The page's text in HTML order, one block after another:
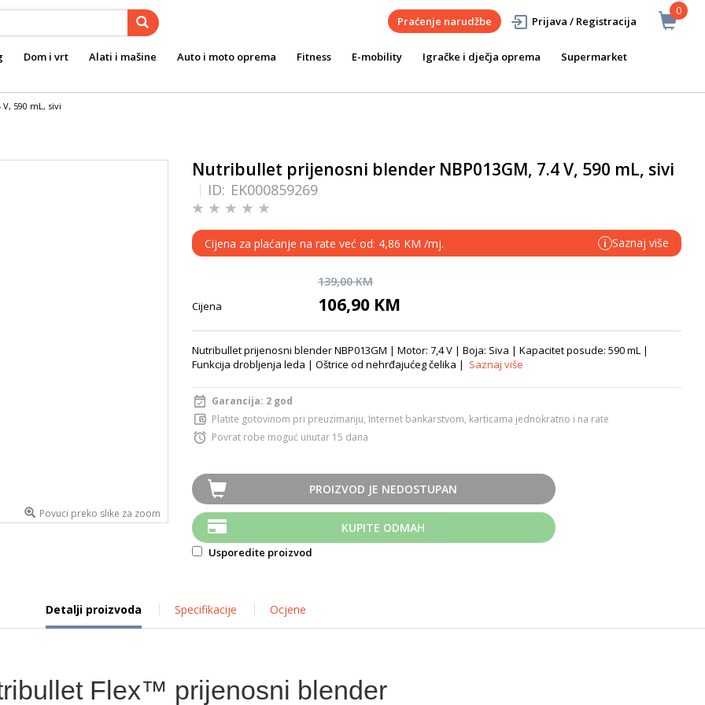
0
Praćenje narudžbe Prijava / Registracija
Dom i vrt Alati i mašine Auto i moto oprema Fitness E-mobility Igračke i dječja oprema Supermarket
590 mL, sivi
Povuci preko slike za zoom
Nutribullet prijenosni blender NBP013GM, 7.4 V, 590 mL, sivi
ID: EK000859269
Cijena za plaćanje na rate već od: 4,86 KM /mj. i Saznaj više
139,00 KM
Cijena 106,90 KM
Nutribullet prijenosni blender NBP013GM | Motor: 7,4 V | Boja: Siva | Kapacitet posude: 590 mL |
Funkcija drobljenja leda | Oštrice od nehrđajućeg čelika | Saznaj više
Garancija: 2 god
Platite gotovinom pri preuzimanju, Internet bankarstvom, karticama jednokratno i na rate
Povrat robe moguć unutar 15 dana
PROIZVOD JE NEDOSTUPAN
KUPITE ODMAH
Usporedite proizvod
Detalji proizvoda Specifikacije Ocjene
Flex™ prijenosni blender